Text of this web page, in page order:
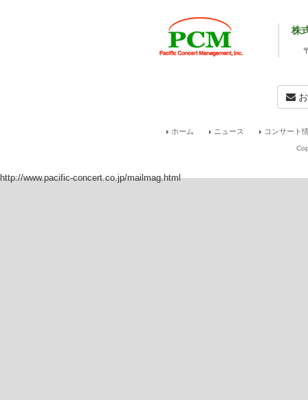
株
ホーム ニュース コンサート
http://www.pacific-concert.co.jp/mailmag.html